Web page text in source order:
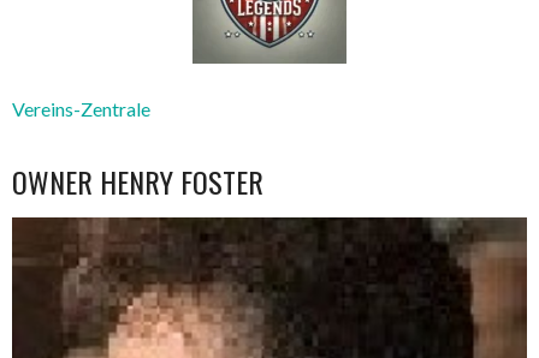
Vereins-Zentrale
OWNER HENRY FOSTER